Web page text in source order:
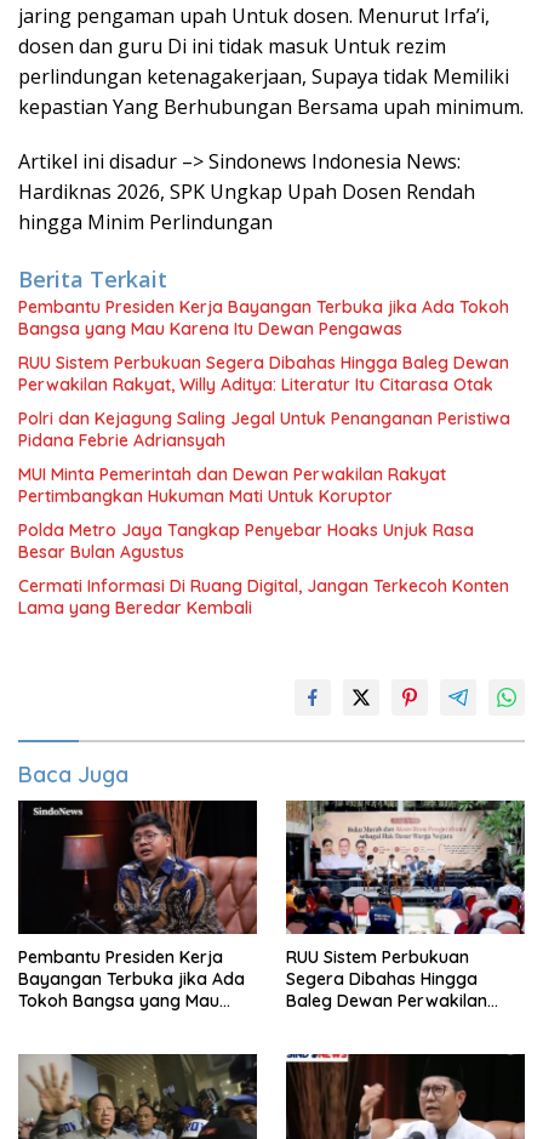
jaring pengaman upah Untuk dosen. Menurut Irfa’i,
dosen dan guru Di ini tidak masuk Untuk rezim
perlindungan ketenagakerjaan, Supaya tidak Memiliki
kepastian Yang Berhubungan Bersama upah minimum.
Artikel ini disadur –> Sindonews Indonesia News:
Hardiknas 2026, SPK Ungkap Upah Dosen Rendah
hingga Minim Perlindungan
Berita Terkait
Pembantu Presiden Kerja Bayangan Terbuka jika Ada Tokoh
Bangsa yang Mau Karena Itu Dewan Pengawas
RUU Sistem Perbukuan Segera Dibahas Hingga Baleg Dewan
Perwakilan Rakyat, Willy Aditya: Literatur Itu Citarasa Otak
Polri dan Kejagung Saling Jegal Untuk Penanganan Peristiwa
Pidana Febrie Adriansyah
MUI Minta Pemerintah dan Dewan Perwakilan Rakyat
Pertimbangkan Hukuman Mati Untuk Koruptor
Polda Metro Jaya Tangkap Penyebar Hoaks Unjuk Rasa
Besar Bulan Agustus
Cermati Informasi Di Ruang Digital, Jangan Terkecoh Konten
Lama yang Beredar Kembali
Baca Juga
Pembantu Presiden Kerja
Bayangan Terbuka jika Ada
Tokoh Bangsa yang Mau
RUU Sistem Perbukuan
Segera Dibahas Hingga
Baleg Dewan Perwakilan